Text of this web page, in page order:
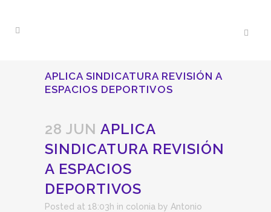
APLICA SINDICATURA REVISIÓN A
ESPACIOS DEPORTIVOS
28 JUN APLICA
SINDICATURA REVISIÓN
A ESPACIOS
DEPORTIVOS
Posted at 18:03h in colonia by Antonio